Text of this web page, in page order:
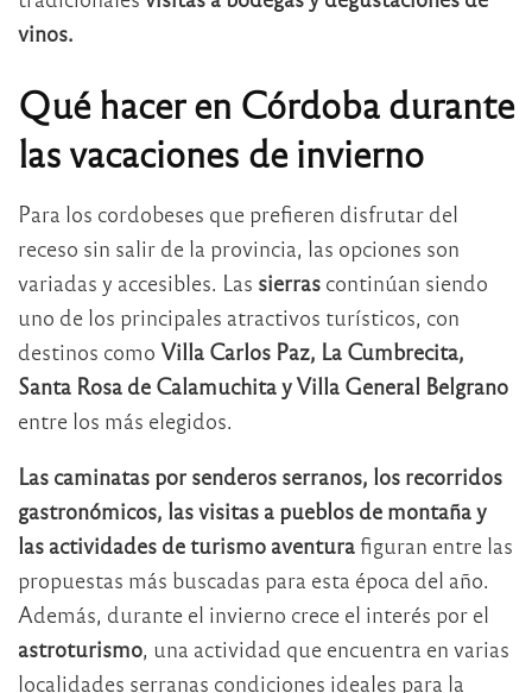
vinos.
Qué hacer en Córdoba durante
las vacaciones de invierno
Para los cordobeses que prefieren disfrutar del
receso sin salir de la provincia, las opciones son
variadas y accesibles. Las sierras continúan siendo
uno de los principales atractivos turísticos, con
destinos como Villa Carlos Paz, La Cumbrecita,
Santa Rosa de Calamuchita y Villa General Belgrano
entre los más elegidos.
Las caminatas por senderos serranos, los recorridos
gastronómicos, las visitas a pueblos de montaña y
las actividades de turismo aventura figuran entre las
propuestas más buscadas para esta época del año.
Además, durante el invierno crece el interés por el
astroturismo, una actividad que encuentra en varias
localidades serranas condiciones ideales para la